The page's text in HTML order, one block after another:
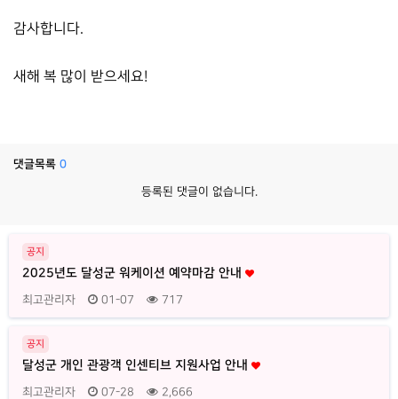
감사합니다.
새해 복 많이 받으세요!
댓글목록 0
등록된 댓글이 없습니다.
공지
2025년도 달성군 워케이션 예약마감 안내
최고관리자 01-07 717
공지
달성군 개인 관광객 인센티브 지원사업 안내
최고관리자 07-28 2,666